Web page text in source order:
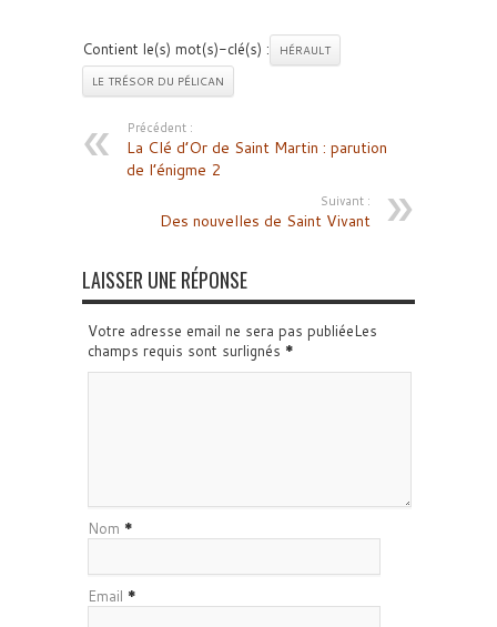
Contient le(s) mot(s)-clé(s) :
HÉRAULT
LE TRÉSOR DU PÉLICAN
Précédent :
La Clé d’Or de Saint Martin : parution
de l’énigme 2
Suivant :
Des nouvelles de Saint Vivant
LAISSER UNE RÉPONSE
Votre adresse email ne sera pas publiéeLes
champs requis sont surlignés *
Nom *
Email *